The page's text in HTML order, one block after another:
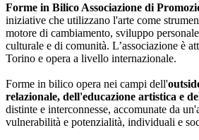
Forme in Bilico Associazione di
iniziative che utilizzano l'arte come
motore di cambiamento, sviluppo
culturale e di comunità. L’associazione è
Torino e opera a livello internazionale.
Forme in bilico opera nei campi dell'
relazionale, dell'educazione artistica e
distinte e interconnesse, accomunate da
vulnerabilità e potenzialità, individuali e